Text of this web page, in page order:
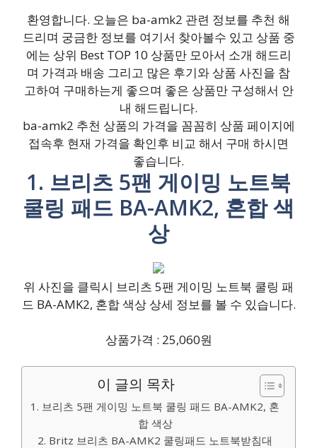
환영합니다. 오늘은 ba-amk2 관련 정보를 추천 해
드리며 궁금한 정보를 여기서 찾아볼수 있고 상품 중
에는 상위 Best TOP 10 상품만 모아서 소개 해드리
며 가격과 배송 그리고 많은 후기와 상품 사진을 참
고하여 구매하는게 좋으며 좋은 상품만 구성해서 안
내 해드립니다.
ba-amk2 추천 상품의 가격을 꼼꼼히 상품 페이지에
접속후 현재 가격을 확인후 비교 해서 구매 하시면
좋습니다.
1. 브리츠 5팬 게이밍 노트북
쿨링 패드 BA-AMK2, 혼합 색
상
위 사진을 클릭시 브리츠 5팬 게이밍 노트북 쿨링 패
드 BA-AMK2, 혼합 색상 상세 정보를 볼 수 있습니다.
상품가격 : 25,060원
이 글의 목차
1. 브리츠 5팬 게이밍 노트북 쿨링 패드 BA-AMK2, 혼
합 색상
2. Britz 브리츠 BA-AMK2 쿨링패드 노트북받침대